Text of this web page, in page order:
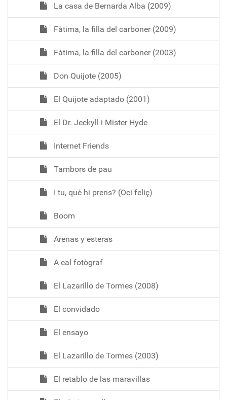
La casa de Bernarda Alba (2009)
Fàtima, la filla del carboner (2009)
Fàtima, la filla del carboner (2003)
Don Quijote (2005)
El Quijote adaptado (2001)
El Dr. Jeckyll i Míster Hyde
Internet Friends
Tambors de pau
I tu, què hi prens? (Oci feliç)
Boom
Arenas y esteras
A cal fotògraf
El Lazarillo de Tormes (2008)
El convidado
El ensayo
El Lazarillo de Tormes (2003)
El retablo de las maravillas